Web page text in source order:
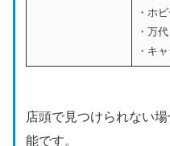
・ホ
・万代
・キ
店頭で見つけられない
能です。